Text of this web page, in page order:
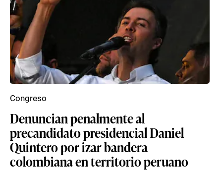
Denuncian penalmente al
precandidato presidencial Daniel
Quintero por izar bandera
colombiana en territorio peruano
Congreso